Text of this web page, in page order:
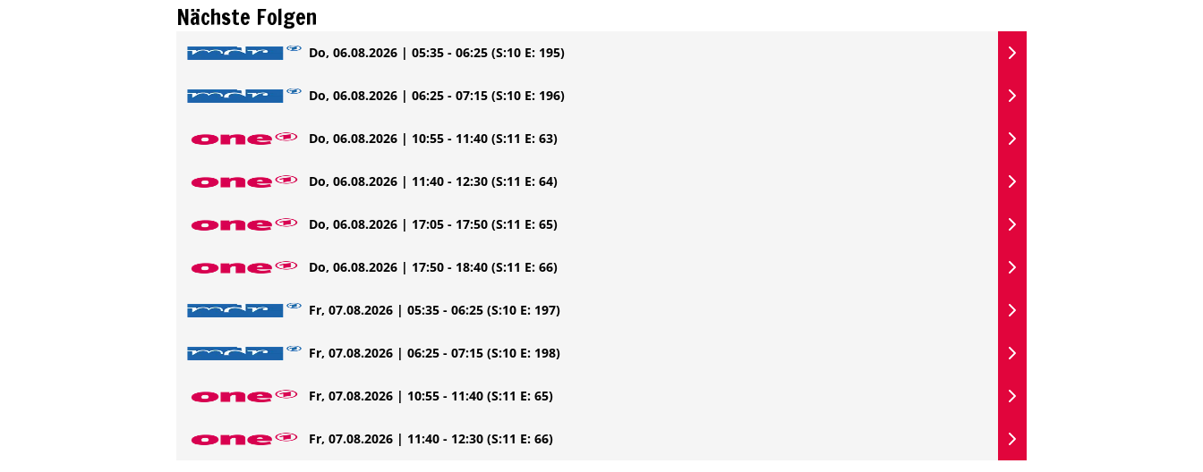
Nächste Folgen
Do, 06.08.2026 | 05:35 - 06:25 (S:10 E: 195)
Do, 06.08.2026 | 06:25 - 07:15 (S:10 E: 196)
Do, 06.08.2026 | 10:55 - 11:40 (S:11 E: 63)
Do, 06.08.2026 | 11:40 - 12:30 (S:11 E: 64)
Do, 06.08.2026 | 17:05 - 17:50 (S:11 E: 65)
Do, 06.08.2026 | 17:50 - 18:40 (S:11 E: 66)
Fr, 07.08.2026 | 05:35 - 06:25 (S:10 E: 197)
Fr, 07.08.2026 | 06:25 - 07:15 (S:10 E: 198)
Fr, 07.08.2026 | 10:55 - 11:40 (S:11 E: 65)
Fr, 07.08.2026 | 11:40 - 12:30 (S:11 E: 66)